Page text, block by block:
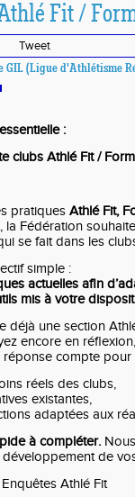
Fit /
Tweet
GIL (Ligue d'Athlétisme
:
clubs Athlé Fit /
pratiques Athlé Fit,
Fédération
se fait dans les
simple :
actuelles afin
mis à votre
déjà une section
encore en
réponse compte
réels des clubs,
existantes,
adaptées aux
à compléter.
de
Enquêtes Athlé Fit